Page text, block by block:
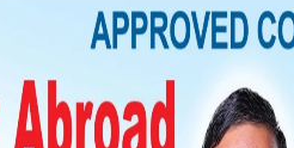
तयार गर्नेछ ।